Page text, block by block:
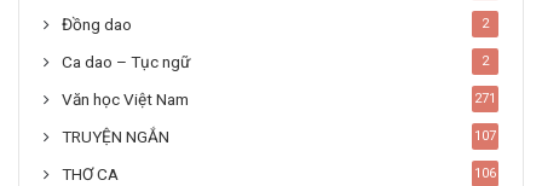
Đồng dao 2
Ca dao – Tục ngữ 2
Văn học Việt Nam 271
TRUYỆN NGẮN 107
THƠ CA 106